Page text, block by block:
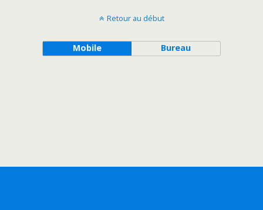
Retour au début
Mobile Bureau